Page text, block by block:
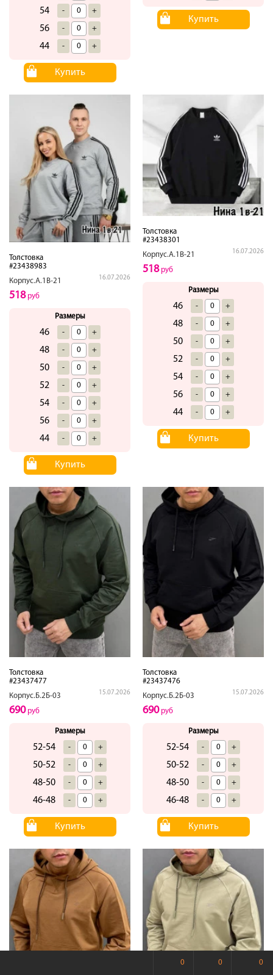
54 - +
56 - +
44 - +
Купить
Купить
Толстовка
#23438983
Корпус.А.1В-21
16.07.2026
518руб
Размеры
46 - +
48 - +
50 - +
52 - +
54 - +
56 - +
44 - +
Купить
Толстовка
#23438301
Корпус.А.1В-21
16.07.2026
518руб
Размеры
46 - +
48 - +
50 - +
52 - +
54 - +
56 - +
44 - +
Купить
Толстовка
#23437477
Корпус.Б.2Б-03
15.07.2026
690руб
Размеры
52-54 - +
50-52 - +
48-50 - +
46-48 - +
Купить
Толстовка
#23437476
Корпус.Б.2Б-03
15.07.2026
690руб
Размеры
52-54 - +
50-52 - +
48-50 - +
46-48 - +
Купить
0 0 0